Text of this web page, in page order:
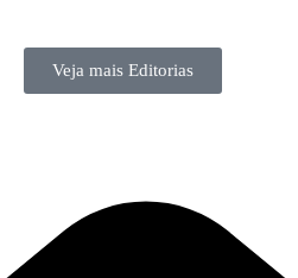
Veja mais Editorias